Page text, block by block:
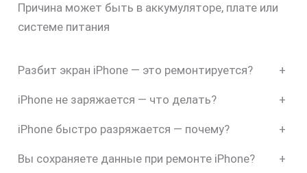
Причина может быть в аккумуляторе, плате или
системе питания
Разбит экран iPhone — это ремонтируется? +
iPhone не заряжается — что делать? +
iPhone быстро разряжается — почему? +
Вы сохраняете данные при ремонте iPhone? +